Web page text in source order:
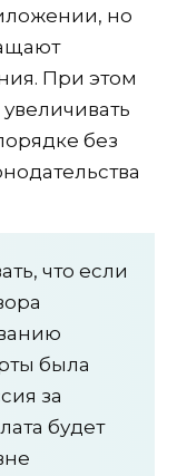
но
При этом
без
что если
была
за
будет